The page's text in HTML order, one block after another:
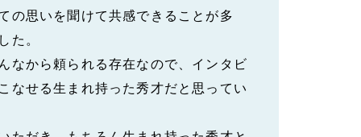
の思いを聞けて共感できることが多
た。
なから頼られる存在なので、インタビ
なせる生まれ持った秀才だと思ってい